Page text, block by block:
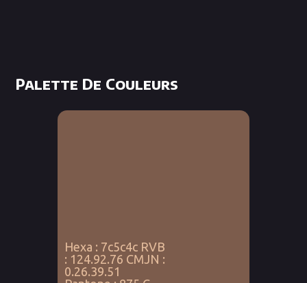
Palette De Couleurs
Hexa : 7c5c4c RVB
: 124.92.76 CMJN :
0.26.39.51